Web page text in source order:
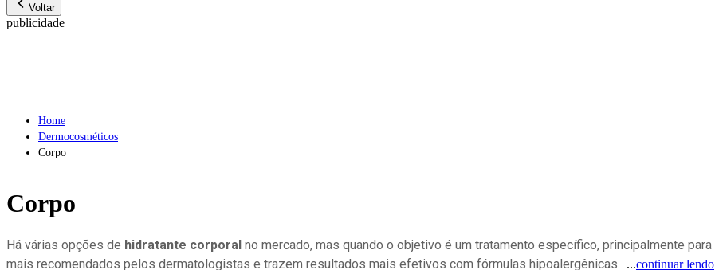
Voltar
publicidade
Home
Dermocosméticos
Corpo
Corpo
Há várias opções de hidratante corporal no mercado, mas quando o objetivo é um tratamento específico, principalmente para
mais recomendados pelos dermatologistas e trazem resultados mais efetivos com fórmulas hipoalergênicas.
...continuar lendo